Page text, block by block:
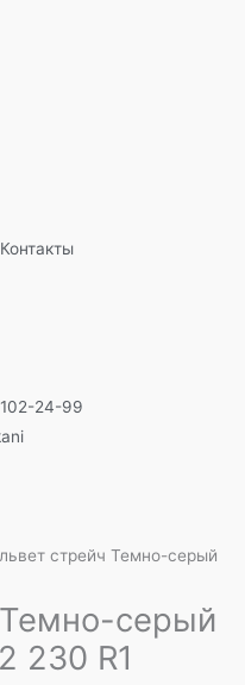
Контакты
24-99
стрейч Темно-серый
серый
230 R1